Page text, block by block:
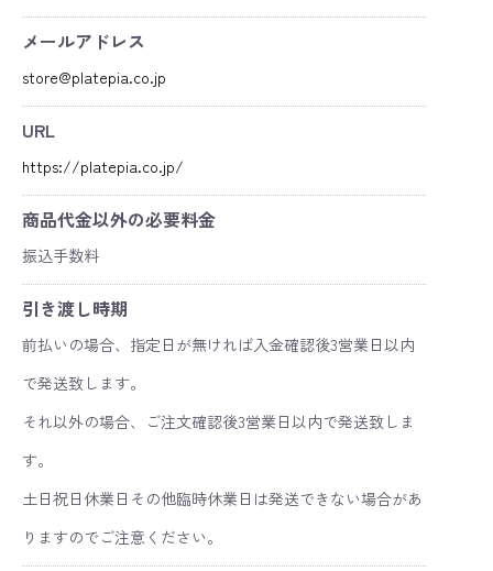
メールアドレス
store@platepia.co.jp
URL
https://platepia.co.jp/
商品代金以外の必要料金
振込手数料
引き渡し時期
前払いの場合、指定日が無ければ入金確認後3営業日以内
で発送致します。
それ以外の場合、ご注文確認後3営業日以内で発送致しま
す。
土日祝日休業日その他臨時休業日は発送できない場合があ
りますのでご注意ください。